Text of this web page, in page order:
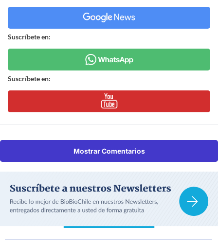
Suscríbete en:
Suscríbete en:
Mostrar Comentarios